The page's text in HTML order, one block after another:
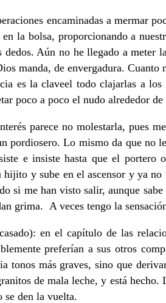
encaminadas a mermar
la bolsa, proporcionando a
Aún no he llegado a
manda, de envergadura.
es la claveel todo clajarlas a
poco a poco el nudo alrededor
parece no molestarla, pues
pordiosero. Lo mismo da que no
e insiste hasta que el
y sube en el ascensor y ya
si me han visto salir, aunque
grima. A veces tengo la
en el capítulo de las
preferían a sus otros
tonos más graves, sino que
de mala leche, y está
se den la vuelta.